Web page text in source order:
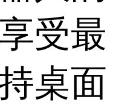
受最
桌面